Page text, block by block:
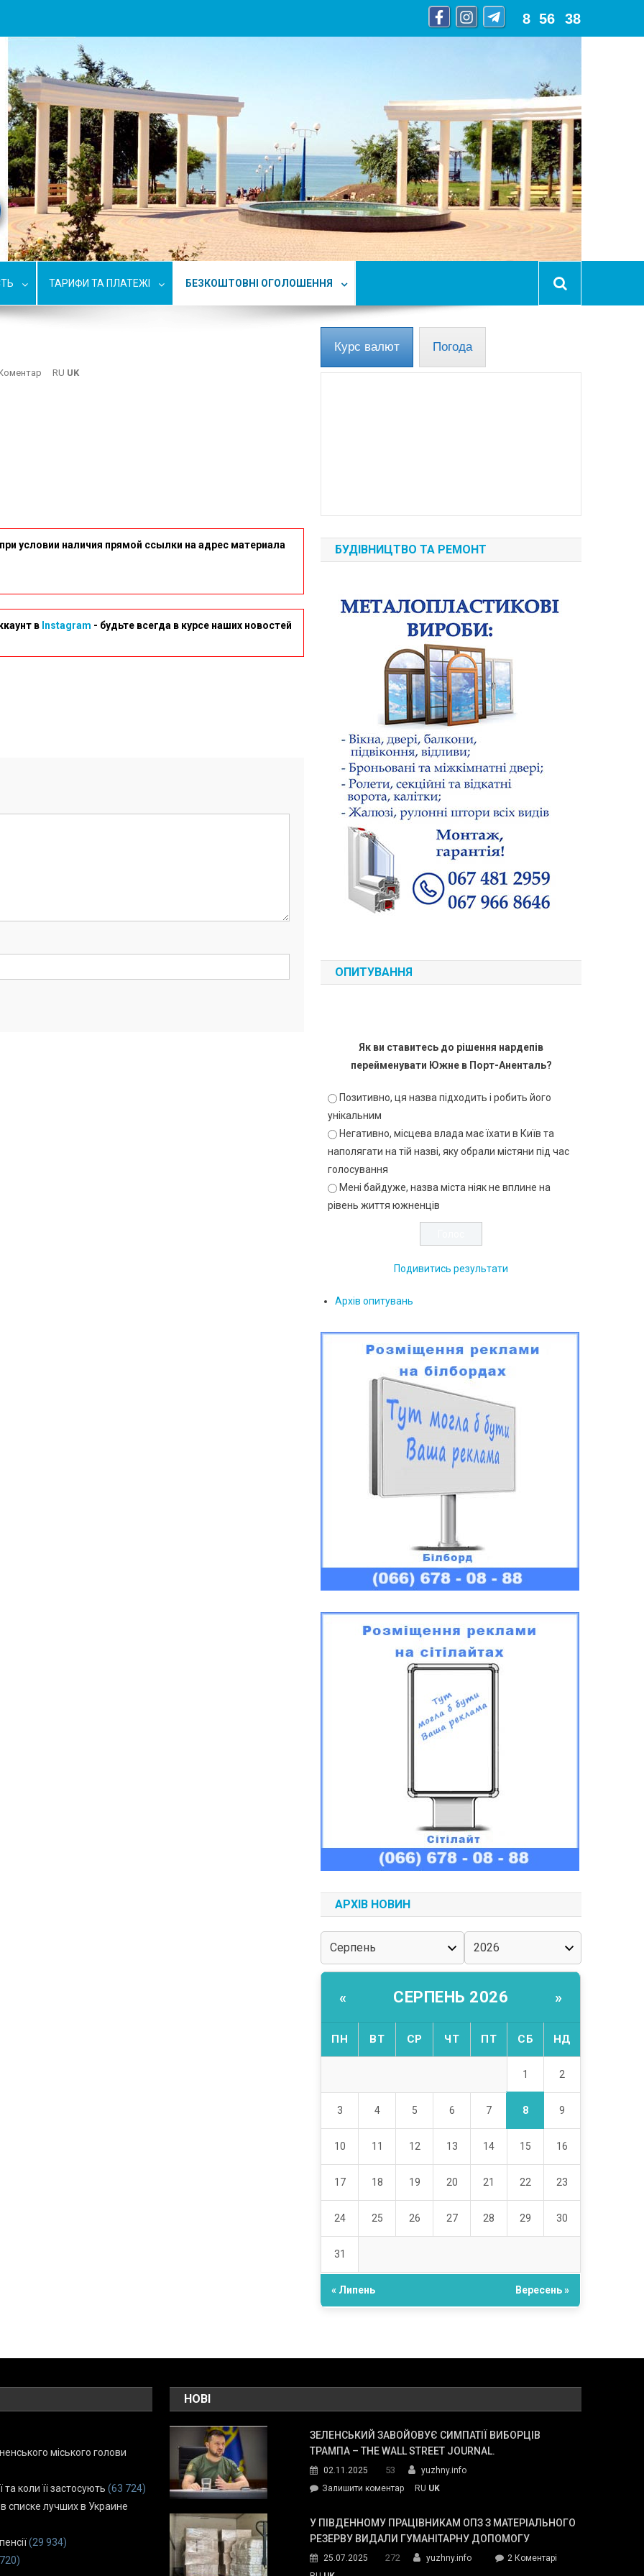
8 56 39
ТАРИФИ ТА ПЛАТЕЖІ БЕЗКОШТОВНІ ОГОЛОШЕННЯ
RU UK
условии наличия прямой ссылки на адрес материала
в Instagram - будьте всегда в курсе наших новостей
Курс валют Погода
БУДІВНИЦТВО ТА РЕМОНТ
ОПИТУВАННЯ
Як ви ставитесь до рішення нардепів
перейменувати Южне в Порт-Аненталь?
Позитивно, ця назва підходить і робить його
унікальним
Негативно, місцева влада має їхати в Київ та
наполягати на тій назві, яку обрали містяни під час
голосування
Мені байдуже, назва міста ніяк не вплине на
рівень життя южненців
Подивитись результати
Архів опитувань
АРХІВ НОВИН
« СЕРПЕНЬ 2026 »
ПН ВТ СР ЧТ ПТ СБ НД
1 2
3 4 5 6 7 8 9
10 11 12 13 14 15 16
17 18 19 20 21 22 23
24 25 26 27 28 29 30
31
« Липень Вересень »
міського голови
коли її застосують (63 724)
списке лучших в Украине
(29 934)
НОВІ
ЗЕЛЕНСЬКИЙ ЗАВОЙОВУЄ СИМПАТІЇ ВИБОРЦІВ
ТРАМПА – THE WALL STREET JOURNAL.
02.11.2025 53
yuzhny.info
Залишити коментарon
завойовує
симпатії
Трампа
RU UK
У ПІВДЕННОМУ ПРАЦІВНИКАМ ОПЗ З МАТЕРІАЛЬНОГО
РЕЗЕРВУ ВИДАЛИ ГУМАНІТАРНУ ДОПОМОГУ
25.07.2025 272 yuzhny.info 2 Коментарідо